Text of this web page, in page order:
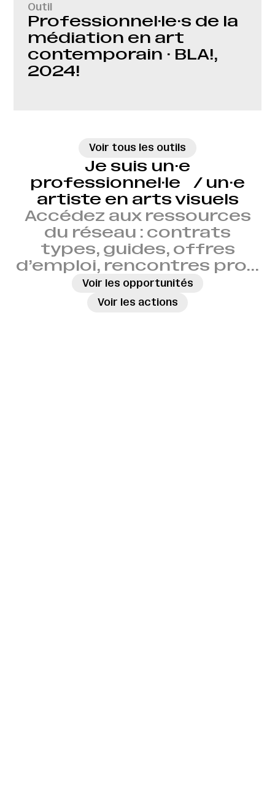
Outil
Professionnel·le·s de la
médiation en art
contemporain · BLA!,
2024!
Voir tous les outils
Je suis un·e
professionnel·le / un·e
artiste en arts visuels
Accédez aux ressources
du réseau : contrats
types, guides, offres
d’emploi, rencontres pro…
Voir les opportunités
Voir les actions